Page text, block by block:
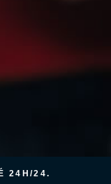
24H/24.